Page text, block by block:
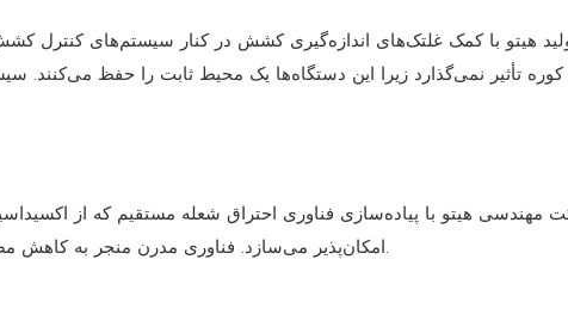
هیتو با کمک غلتک‌های اندازه‌گیری کشش در کنار سیستم‌های کنترل
تأثیر نمی‌گذارد زیرا این دستگاه‌ها یک محیط ثابت را حفظ می‌کنند.
مهندسی هیتو با پیاده‌سازی فناوری احتراق شعله مستقیم که از